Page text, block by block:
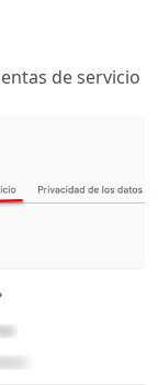
de servicio